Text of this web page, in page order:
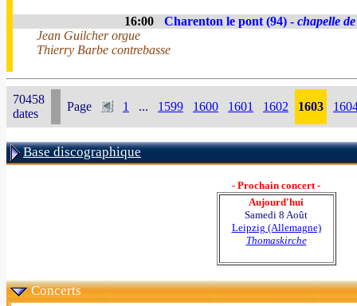
16:00 Charenton le pont (94) - chapelle
Jean Guilcher orgue
Thierry Barbe contrebasse
70458
dates
Page 1 ... 1599 1600 1601 1602 1603
Base discographique
- Prochain concert -
Aujourd'hui
Samedi 8 Août
Leipzig (Allemagne)
Thomaskirche
Concerts